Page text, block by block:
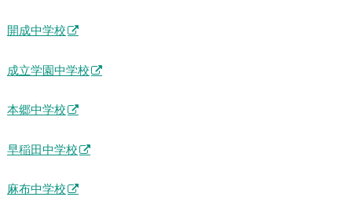
開成中学校
成立学園中学校
本郷中学校
早稲田中学校
麻布中学校